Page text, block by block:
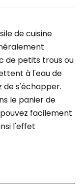
de cuisine
de petits trous ou
à l'eau de
de s'échapper.
le panier de
facilement
l'effet